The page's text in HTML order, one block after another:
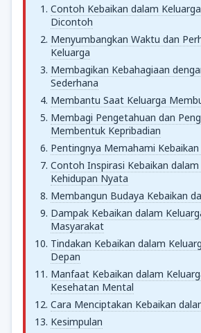
Contoh Kebaikan dalam
Dicontoh
Menyumbangkan Waktu dan
Keluarga
Membagikan Kebahagiaan
Sederhana
Membantu Saat Keluarga
Membagi Pengetahuan dan
Membentuk Kepribadian
Pentingnya Memahami
Contoh Inspirasi Kebaikan
Kehidupan Nyata
Membangun Budaya Kebaikan
Dampak Kebaikan dalam
Masyarakat
Tindakan Kebaikan dalam
Depan
Manfaat Kebaikan dalam
Kesehatan Mental
Cara Menciptakan Kebaikan
Kesimpulan